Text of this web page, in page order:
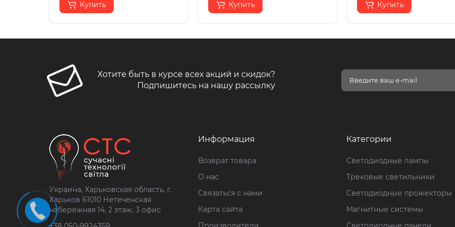
Купить Купить Купить
Хотите быть в курсе всех акций и скидок?
Подпишитесь на нашу рассылку
Украина, Харьковская область, г.
Харьков 61010 Нетеченская
набережная 14, 2 этаж, 3 офис
Информация
Возврат товара
О нас
Связаться с нами
Карта сайта
Категории
Светодиодные лампы
Трековые светильники
Светодиодные прожекторы
Магнитные системы